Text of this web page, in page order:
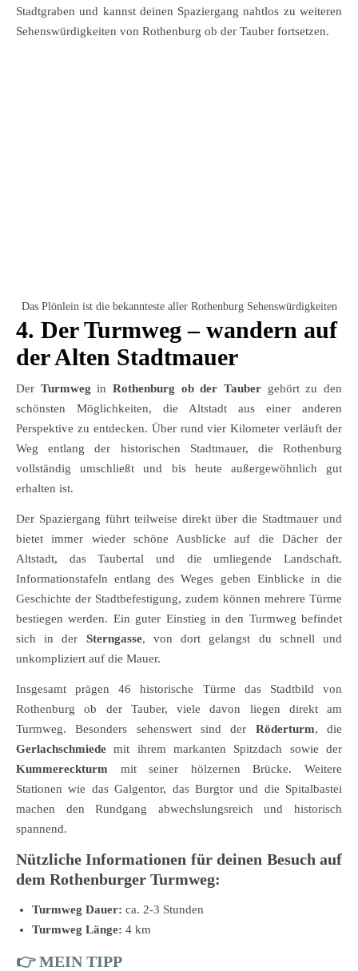
Stadtgraben und kannst deinen Spaziergang nahtlos zu weiteren
Sehenswürdigkeiten von Rothenburg ob der Tauber fortsetzen.
Das Plönlein ist die bekannteste aller Rothenburg Sehenswürdigkeiten
4. Der Turmweg – wandern auf
der Alten Stadtmauer
Der Turmweg inRothenburg ob der Tauber gehört zu den
schönsten Möglichkeiten, die Altstadt aus einer anderen
Perspektive zu entdecken. Über rund vier Kilometer verläuft der
Weg entlang der historischen Stadtmauer, die Rothenburg
vollständig umschließt und bis heute außergewöhnlich gut
erhalten ist.
Der Spaziergang führt teilweise direkt über die Stadtmauer und
bietet immer wieder schöne Ausblicke auf die Dächer der
Altstadt, das Taubertal und die umliegende Landschaft.
Informationstafeln entlang des Weges geben Einblicke in die
Geschichte der Stadtbefestigung, zudem können mehrere Türme
bestiegen werden. Ein guter Einstieg in den Turmweg befindet
sich in der Sterngasse, von dort gelangst du schnell und
unkompliziert auf die Mauer.
Insgesamt prägen 46 historische Türme das Stadtbild von
Rothenburg ob der Tauber, viele davon liegen direkt am
Turmweg. Besonders sehenswert sind der Röderturm, die
Gerlachschmiede mit ihrem markanten Spitzdach sowie der
Kummereckturm mit seiner hölzernen Brücke. Weitere
Stationen wie das Galgentor, das Burgtor und die Spitalbastei
machen den Rundgang abwechslungsreich und historisch
spannend.
Nützliche Informationen für deinen Besuch auf
dem Rothenburger Turmweg:
Turmweg Dauer: ca. 2-3 Stunden
Turmweg Länge: 4 km
👉 MEIN TIPP